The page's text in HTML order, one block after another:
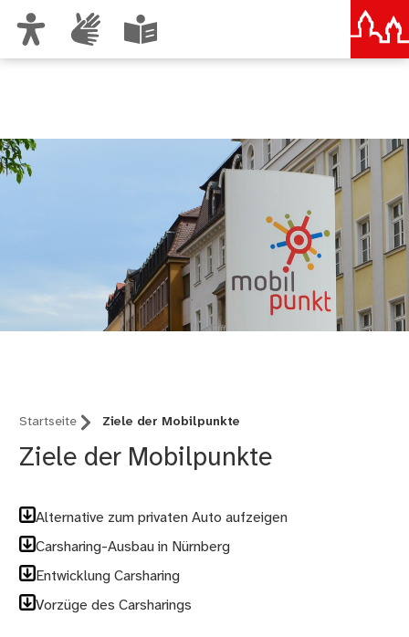
Startseite Ziele der Mobilpunkte
Ziele der Mobilpunkte
Alternative zum privaten Auto aufzeigen
Carsharing-Ausbau in Nürnberg
Entwicklung Carsharing
Vorzüge des Carsharings